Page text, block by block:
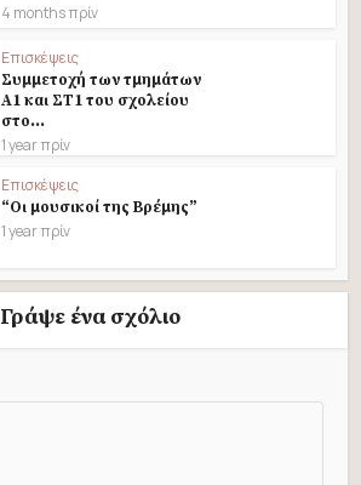
4 months πρίν
Επισκέψεις
Συμμετοχή των τμημάτων
Α1 και ΣΤ1 του σχολείου
στο...
1 year πρίν
Επισκέψεις
“Οι μουσικοί της Βρέμης”
1 year πρίν
Γράψε ένα σχόλιο